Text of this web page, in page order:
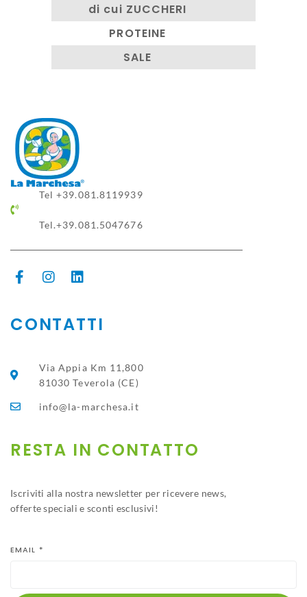
di cui ZUCCHERI
PROTEINE
SALE
Tel +39.081.8119939
Tel.+39.081.5047676
CONTATTI
Via Appia Km 11,800
81030 Teverola (CE)
info@la-marchesa.it
RESTA IN CONTATTO​
Iscriviti alla nostra newsletter per ricevere news,
offerte speciali e sconti esclusivi!
EMAIL *